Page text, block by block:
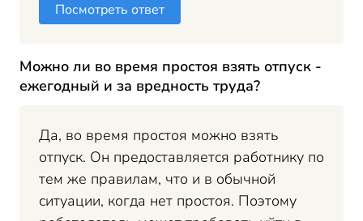
Посмотреть ответ
Можно ли во время простоя взять отпуск -
ежегодный и за вредность труда?
Да, во время простоя можно взять
отпуск. Он предоставляется работнику по
тем же правилам, что и в обычной
ситуации, когда нет простоя. Поэтому